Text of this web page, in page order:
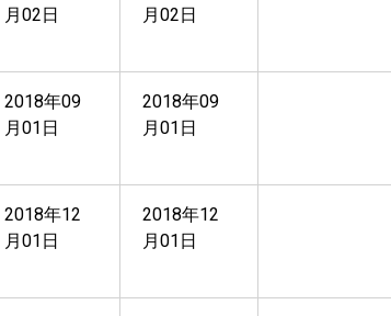
月02日
月02日
2018年09
月01日
2018年09
月01日
2018年12
月01日
2018年12
月01日